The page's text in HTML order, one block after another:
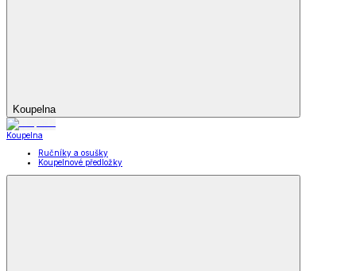
Koupelna
Koupelna
Ručníky a osušky
Koupelnové předložky